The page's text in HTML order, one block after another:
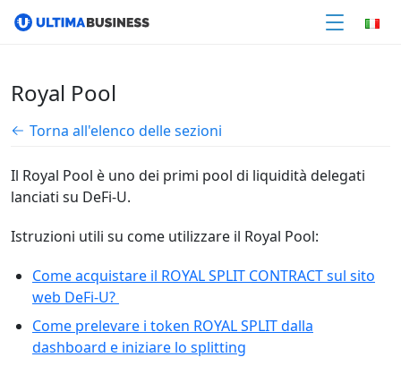
Royal Pool
Torna all'elenco delle sezioni
Il Royal Pool è uno dei primi pool di liquidità delegati
lanciati su DeFi-U.
Istruzioni utili su come utilizzare il Royal Pool:
Come acquistare il ROYAL SPLIT CONTRACT sul sito
web DeFi-U?
Come prelevare i token ROYAL SPLIT dalla
dashboard e iniziare lo splitting